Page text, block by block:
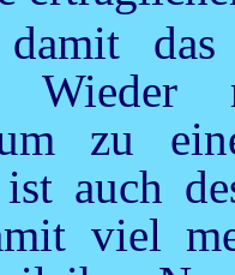
das
Wieder
zu
auch
viel